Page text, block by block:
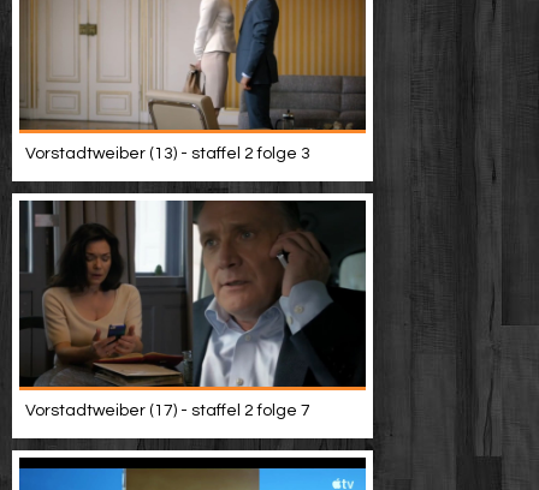
Vorstadtweiber (13) - staffel 2 folge 3
Vorstadtweiber (17) - staffel 2 folge 7